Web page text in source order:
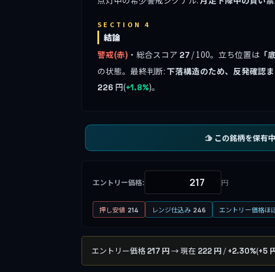
SECTION 4
結論
警戒(赤) ・総合スコア 27 / 100。立ち位置は 「
の状態。最終判断: 下落構造のため、反発確認
226 円(+1.8%)。
🫱 この銘柄を保有中
エントリー価格: 円
押し安値 214 レンジ仕込み 246 エントリー価格ほ
エントリー価格 217 円→ 現在 222 円 / +2.30%(+5